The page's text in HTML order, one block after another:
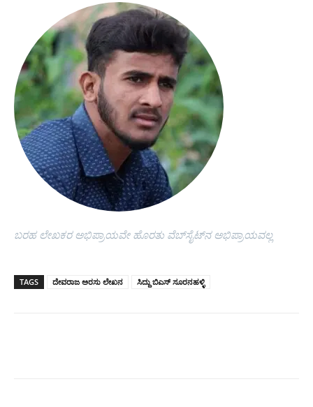
ಬರಹ ಲೇಖಕರ ಅಭಿಪ್ರಾಯವೇ ಹೊರತು ವೆಬ್‌ಸೈಟ್‌ನ ಅಭಿಪ್ರಾಯವಲ್ಲ
TAGS ದೇವರಾಜ ಅರಸು ಲೇಖನ ಸಿದ್ದು ಬಿಎಸ್ ಸೂರನಹಳ್ಳಿ